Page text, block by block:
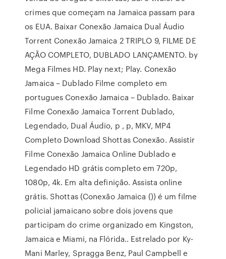
crimes que começam na Jamaica passam para
os EUA. Baixar Conexão Jamaica Dual Áudio
Torrent Conexão Jamaica 2 TRIPLO 9, FILME DE
AÇÃO COMPLETO, DUBLADO LANÇAMENTO. by
Mega Filmes HD. Play next; Play. Conexão
Jamaica – Dublado Filme completo em
portugues Conexão Jamaica – Dublado. Baixar
Filme Conexão Jamaica Torrent Dublado,
Legendado, Dual Áudio, p , p, MKV, MP4
Completo Download Shottas Conexão. Assistir
Filme Conexão Jamaica Online Dublado e
Legendado HD grátis completo em 720p,
1080p, 4k. Em alta definição. Assista online
grátis. Shottas (Conexão Jamaica ()) é um filme
policial jamaicano sobre dois jovens que
participam do crime organizado em Kingston,
Jamaica e Miami, na Flórida.. Estrelado por Ky-
Mani Marley, Spragga Benz, Paul Campbell e